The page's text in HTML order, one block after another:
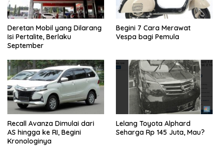
Deretan Mobil yang Dilarang
Isi Pertalite, Berlaku
September
Begini 7 Cara Merawat
Vespa bagi Pemula
Recall Avanza Dimulai dari
AS hingga ke RI, Begini
Kronologinya
Lelang Toyota Alphard
Seharga Rp 145 Juta, Mau?